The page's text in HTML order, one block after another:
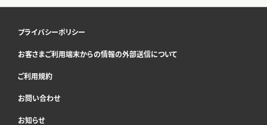
プライバシーポリシー
お客さまご利用端末からの情報の外部送信について
ご利用規約
お問い合わせ
お知らせ